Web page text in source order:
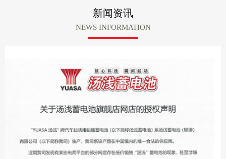
新闻资讯
NEWS INFORMATION